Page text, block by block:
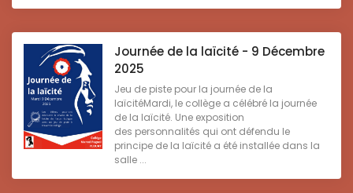
Journée de la laïcité - 9 Décembre
2025
Jeu de piste pour la journée de la
laïcitéMardi, le collège a célébré la journée
de la laïcité. Une exposition
des personnalités qui ont défendu le
principe de la laïcité a été installée dans la
salle ...